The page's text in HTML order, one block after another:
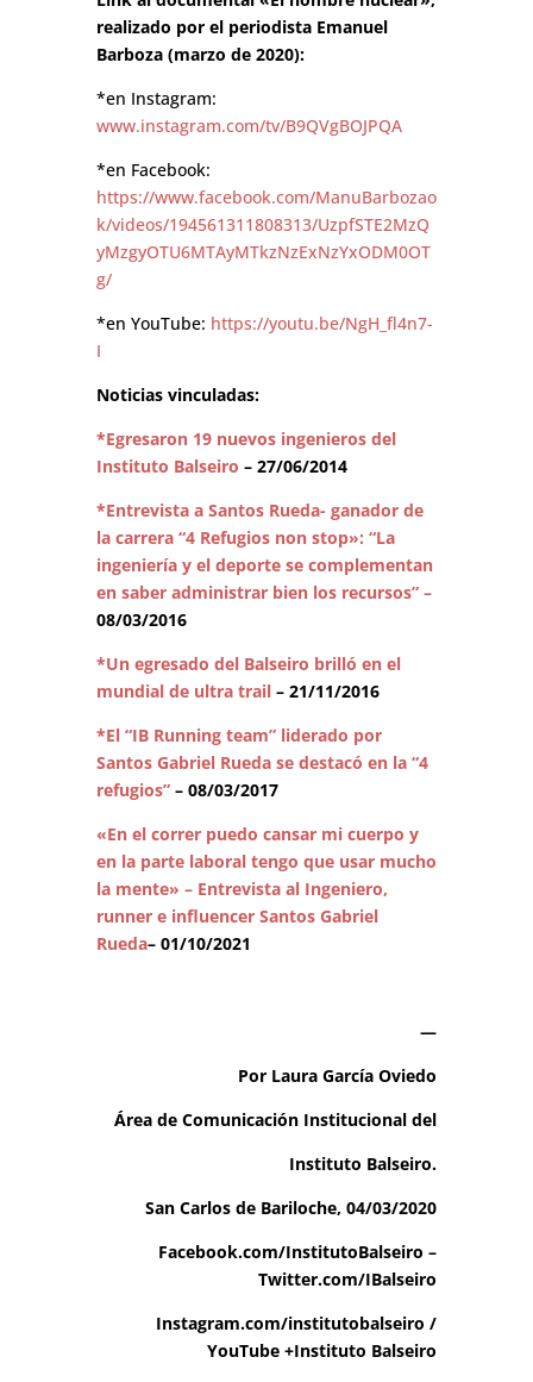
realizado por el periodista Emanuel
Barboza (marzo de 2020):
*en Instagram:
www.instagram.com/tv/B9QVgBOJPQA
*en Facebook:
https://www.facebook.com/ManuBarbozao
k/videos/194561311808313/UzpfSTE2MzQ
yMzgyOTU6MTAyMTkzNzExNzYxODM0OT
g/
*en YouTube: https://youtu.be/NgH_fl4n7-
I
Noticias vinculadas:
*Egresaron 19 nuevos ingenieros del
Instituto Balseiro – 27/06/2014
*Entrevista a Santos Rueda- ganador de
la carrera “4 Refugios non stop»: “La
ingeniería y el deporte se complementan
en saber administrar bien los recursos” –
08/03/2016
*Un egresado del Balseiro brilló en el
mundial de ultra trail – 21/11/2016
*El “IB Running team” liderado por
Santos Gabriel Rueda se destacó en la “4
refugios”– 08/03/2017
«En el correr puedo cansar mi cuerpo y
en la parte laboral tengo que usar mucho
la mente» – Entrevista al Ingeniero,
runner e influencer Santos Gabriel
Rueda– 01/10/2021
—
Por Laura García Oviedo
Área de Comunicación Institucional del
Instituto Balseiro.
San Carlos de Bariloche, 04/03/2020
Facebook.com/InstitutoBalseiro –
Twitter.com/IBalseiro
Instagram.com/institutobalseiro /
YouTube +Instituto Balseiro